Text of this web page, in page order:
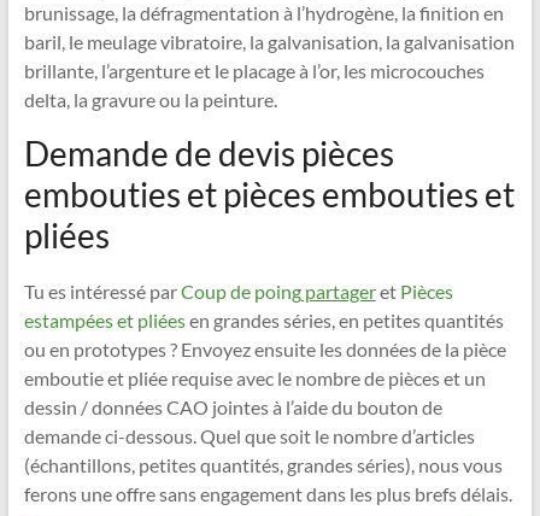
brunissage, la défragmentation à l’hydrogène, la finition en
baril, le meulage vibratoire, la galvanisation, la galvanisation
brillante, l’argenture et le placage à l’or, les microcouches
delta, la gravure ou la peinture.
Demande de devis pièces
embouties et pièces embouties et
pliées
Tu es intéressé parCoup de poingpartageretPièces
estampées et pliéesen grandes séries, en petites quantités
ou en prototypes ? Envoyez ensuite les données de la pièce
emboutie et pliée requise avec le nombre de pièces et un
dessin / données CAO jointes à l’aide du bouton de
demande ci-dessous. Quel que soit le nombre d’articles
(échantillons, petites quantités, grandes séries), nous vous
ferons une offre sans engagement dans les plus brefs délais.